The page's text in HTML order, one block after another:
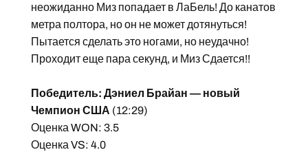
неожиданно Миз попадает в ЛаБель! До канатов
метра полтора, но он не может дотянуться!
Пытается сделать это ногами, но неудачно!
Проходит еще пара секунд, и Миз Сдается!!
Победитель: Дэниел Брайан — новый
Чемпион США (12:29)
Оценка WON: 3.5
Оценка VS: 4.0